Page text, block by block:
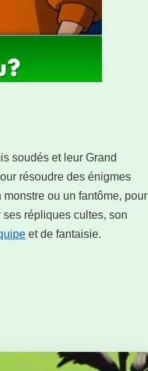
soudés et leur Grand
résoudre des énigmes
ou un fantôme, pour
répliques cultes, son
et de fantaisie.